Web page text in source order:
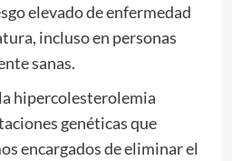
elevado de enfermedad
incluso en personas
sanas.
hipercolesterolemia
genéticas que
encargados de eliminar el